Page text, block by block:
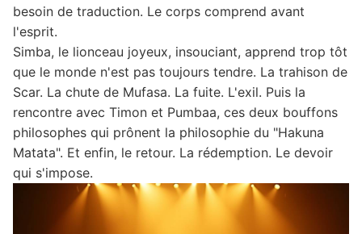
besoin de traduction. Le corps comprend avant
l'esprit.
Simba, le lionceau joyeux, insouciant, apprend trop tôt
que le monde n'est pas toujours tendre. La trahison de
Scar. La chute de Mufasa. La fuite. L'exil. Puis la
rencontre avec Timon et Pumbaa, ces deux bouffons
philosophes qui prônent la philosophie du "Hakuna
Matata". Et enfin, le retour. La rédemption. Le devoir
qui s'impose.